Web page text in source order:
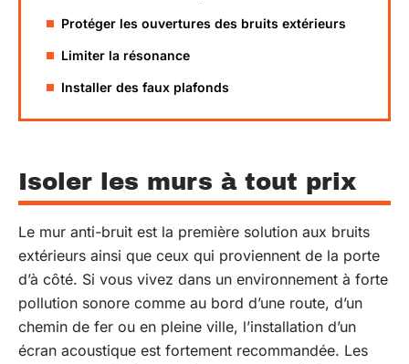
Protéger les ouvertures des bruits extérieurs
Limiter la résonance
Installer des faux plafonds
Isoler les murs à tout prix
Le mur anti-bruit est la première solution aux bruits
extérieurs ainsi que ceux qui proviennent de la porte
d’à côté. Si vous vivez dans un environnement à forte
pollution sonore comme au bord d’une route, d’un
chemin de fer ou en pleine ville, l’installation d’un
écran acoustique est fortement recommandée. Les